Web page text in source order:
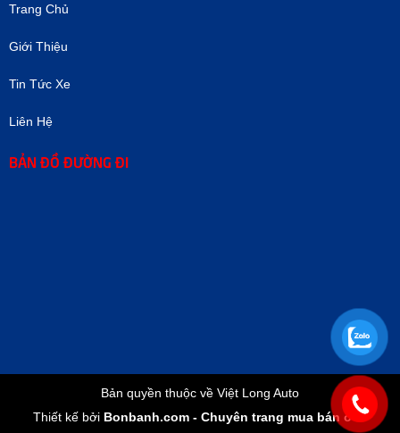
Trang Chủ
Giới Thiệu
Tin Tức Xe
Liên Hệ
BẢN ĐỒ ĐƯỜNG ĐI
Bản quyền thuộc về Việt Long Auto
Thiết kế bởi Bonbanh.com - Chuyên trang mua bán ô tô